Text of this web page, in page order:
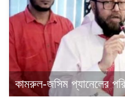
কামরুল-জসিম প্যানেলের